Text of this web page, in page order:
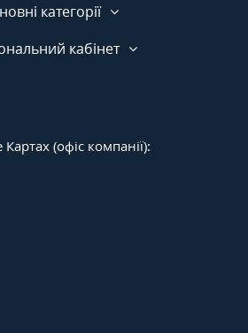
категорії
кабінет
(офіс компанії):